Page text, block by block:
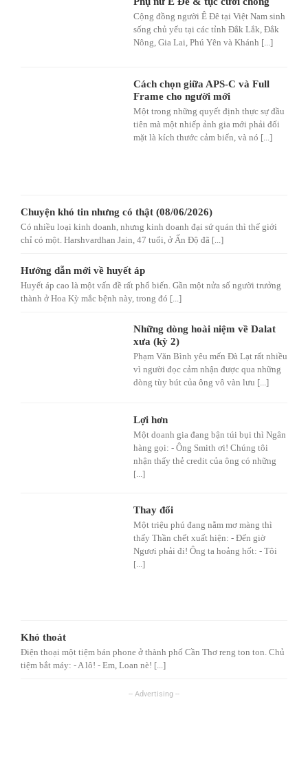
Cộng đồng người Ê Đê tại Việt Nam sinh
sống chủ yếu tại các tỉnh Đắk Lắk, Đắk
Nông, Gia Lai, Phú Yên và Khánh [...]
Cách chọn giữa APS-C và Full
Frame cho người mới
Một trong những quyết định thực sự đầu
tiên mà một nhiếp ảnh gia mới phải đối
mặt là kích thước cảm biến, và nó [...]
Chuyện khó tin nhưng có thật (08/06/2026)
Có nhiều loại kinh doanh, nhưng kinh doanh đại sứ quán thì thế giới
chỉ có một. Harshvardhan Jain, 47 tuổi, ở Ấn Độ đã [...]
Hướng dẫn mới về huyết áp
Huyết áp cao là một vấn đề rất phổ biến. Gần một nửa số người trưởng
thành ở Hoa Kỳ mắc bệnh này, trong đó [...]
Những dòng hoài niệm về Dalat
xưa (kỳ 2)
Phạm Văn Bình yêu mến Đà Lạt rất nhiều
vì người đọc cảm nhận được qua những
dòng tùy bút của ông vô vàn lưu [...]
Lợi hơn
Một doanh gia đang bận túi bụi thì Ngân
hàng gọi: - Ông Smith ơi! Chúng tôi
nhận thấy thẻ credit của ông có những
[...]
Thay đổi
Một triệu phú đang nằm mơ màng thì
thấy Thần chết xuất hiện: - Đến giờ
Ngươi phải đi! Ông ta hoảng hốt: - Tôi
[...]
Khó thoát
Điện thoại một tiệm bán phone ở thành phố Cần Thơ reng ton ton. Chủ
tiệm bắt máy: - A lô! - Em, Loan nè! [...]